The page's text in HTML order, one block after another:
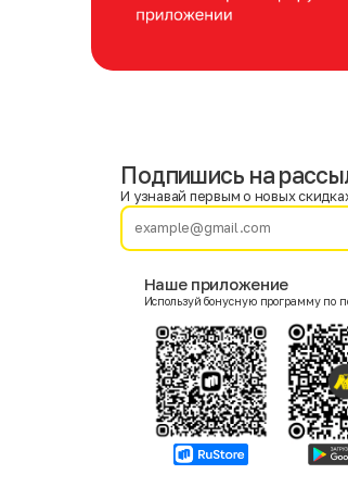
Фамилия
Женский
Согласие на получение чеков по
Подпишись на
И узнавай первым о новых
Наше приложение
Используй бонусную программу по